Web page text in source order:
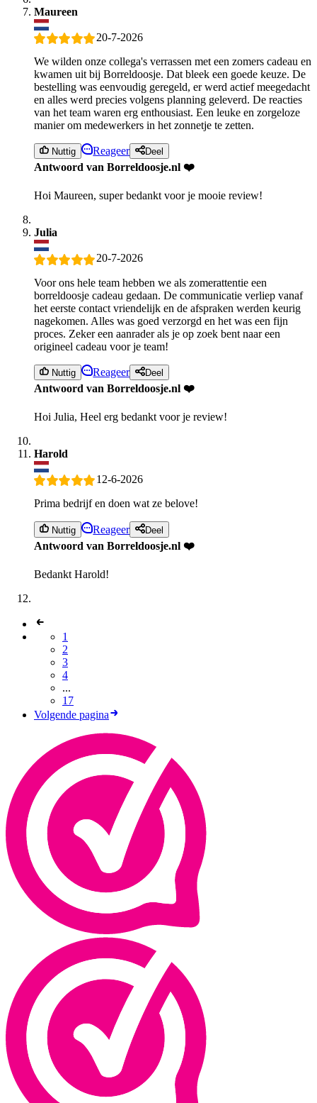
Maureen
20-7-2026
We wilden onze collega's verrassen met een zomers cadeau en
kwamen uit bij Borreldoosje. Dat bleek een goede keuze. De
bestelling was eenvoudig geregeld, er werd actief meegedacht
en alles werd precies volgens planning geleverd. De reacties
van het team waren erg enthousiast. Een leuke en zorgeloze
manier om medewerkers in het zonnetje te zetten.
Nuttig Reageer Deel
Antwoord van Borreldoosje.nl ❤️
Hoi Maureen, super bedankt voor je mooie review!
Julia
20-7-2026
Voor ons hele team hebben we als zomerattentie een
borreldoosje cadeau gedaan. De communicatie verliep vanaf
het eerste contact vriendelijk en de afspraken werden keurig
nagekomen. Alles was goed verzorgd en het was een fijn
proces. Zeker een aanrader als je op zoek bent naar een
origineel cadeau voor je team!
Nuttig Reageer Deel
Antwoord van Borreldoosje.nl ❤️
Hoi Julia, Heel erg bedankt voor je review!
Harold
12-6-2026
Prima bedrijf en doen wat ze belove!
Nuttig Reageer Deel
Antwoord van Borreldoosje.nl ❤️
Bedankt Harold!
1
2
3
4
...
17
Volgende pagina